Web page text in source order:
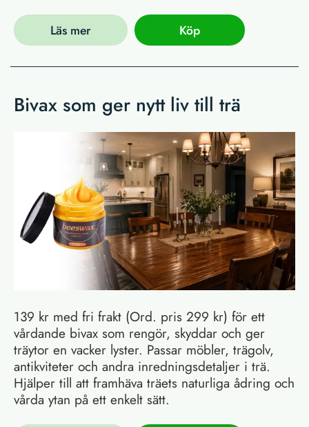
Läs mer Köp
Bivax som ger nytt liv till trä
139 kr med fri frakt (Ord. pris 299 kr) för ett
vårdande bivax som rengör, skyddar och ger
träytor en vacker lyster. Passar möbler, trägolv,
antikviteter och andra inredningsdetaljer i trä.
Hjälper till att framhäva träets naturliga ådring och
vårda ytan på ett enkelt sätt.